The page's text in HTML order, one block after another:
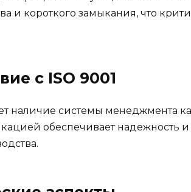
и короткого замыкания, что
с ISO 9001
наличие системы менеджмента
обеспечивает надежность